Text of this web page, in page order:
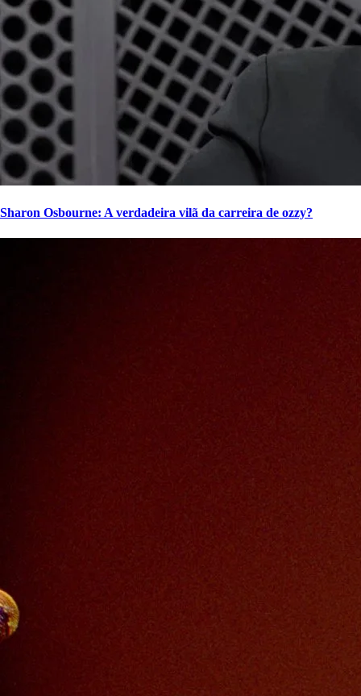
Sharon Osbourne: A verdadeira vilã da carreira de ozzy?